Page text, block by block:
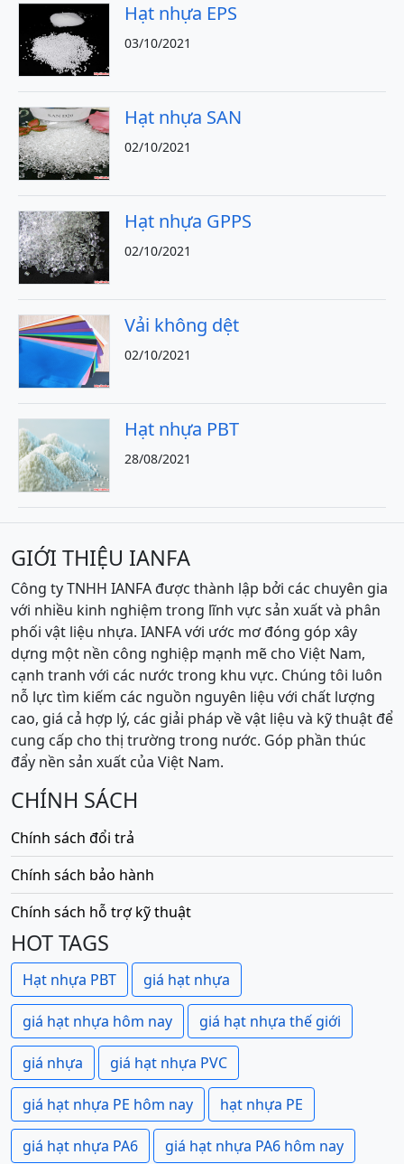
Hạt nhựa EPS
03/10/2021
Hạt nhựa SAN
02/10/2021
Hạt nhựa GPPS
02/10/2021
Vải không dệt
02/10/2021
Hạt nhựa PBT
28/08/2021
GIỚI THIỆU IANFA
Công ty TNHH IANFA được thành lập bởi các chuyên gia
với nhiều kinh nghiệm trong lĩnh vực sản xuất và phân
phối vật liệu nhựa. IANFA với ước mơ đóng góp xây
dựng một nền công nghiệp mạnh mẽ cho Việt Nam,
cạnh tranh với các nước trong khu vực. Chúng tôi luôn
nỗ lực tìm kiếm các nguồn nguyên liệu với chất lượng
cao, giá cả hợp lý, các giải pháp về vật liệu và kỹ thuật để
cung cấp cho thị trường trong nước. Góp phần thúc
đẩy nền sản xuất của Việt Nam.
CHÍNH SÁCH
Chính sách đổi trả
Chính sách bảo hành
Chính sách hỗ trợ kỹ thuật
HOT TAGS
Hạt nhựa PBT giá hạt nhựa
giá hạt nhựa hôm nay giá hạt nhựa thế giới
giá nhựa giá hạt nhựa PVC
giá hạt nhựa PE hôm nay hạt nhựa PE
giá hạt nhựa PA6 giá hạt nhựa PA6 hôm nay